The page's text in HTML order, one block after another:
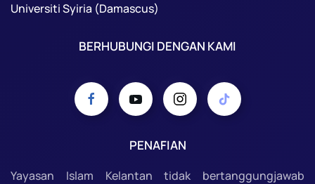
Universiti Syiria (Damascus)
BERHUBUNGI DENGAN KAMI
PENAFIAN
Yayasan Islam Kelantan tidak bertanggungjawab